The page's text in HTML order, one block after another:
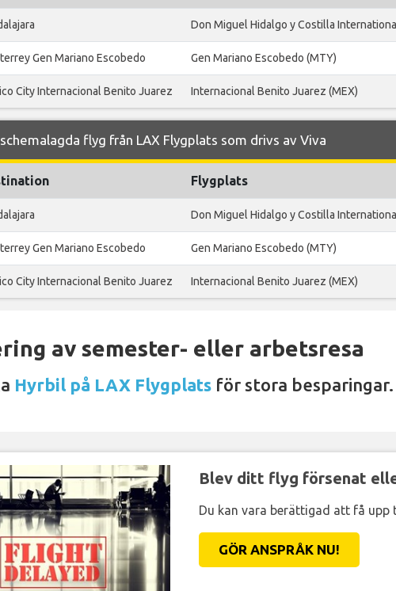
Don Miguel Hidalgo y Costilla
Gen Mariano Escobedo Gen Mariano Escobedo (MTY)
City Internacional Benito Juarez Internacional Benito Juarez (MEX)
flyg från LAX Flygplats som drivs av Viva
Flygplats
Don Miguel Hidalgo y Costilla
Gen Mariano Escobedo Gen Mariano Escobedo (MTY)
City Internacional Benito Juarez Internacional Benito Juarez (MEX)
av semester- eller arbetsresa
Hyrbil på LAX Flygplats för stora besparingar.
Blev ditt flyg försenat
Du kan vara berättigad att få upp
GÖR ANSPRÅK NU!